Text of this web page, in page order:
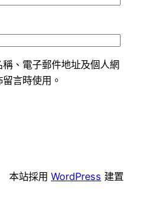
、電子郵件地址及個人網
言時使用。
本站採用 WordPress 建置